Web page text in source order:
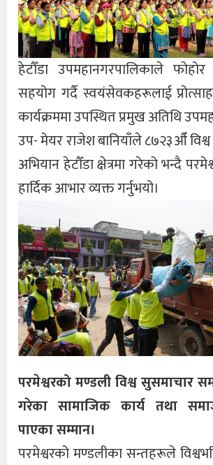
हेटौँडा उपमहानगरपालिकाले
सहयोग गर्दै स्वयंसेवकहरूलाई
कार्यक्रममा उपस्थित प्रमुख अतिथि
उप- मेयर राजेश बानियाँले ८७२३औँ
अभियान हेटौँडा क्षेत्रमा गरेको भन्दै
हार्दिक आभार व्यक्त गर्नुभयो।
परमेश्वरको मण्डली विश्व सुसमाचार
गरेका सामाजिक कार्य तथा
पाएका सम्मान।
परमेश्वरको मण्डलीका सन्तहरूले